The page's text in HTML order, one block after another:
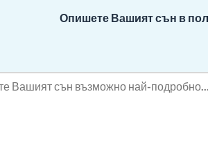
Опишете Вашият сън в